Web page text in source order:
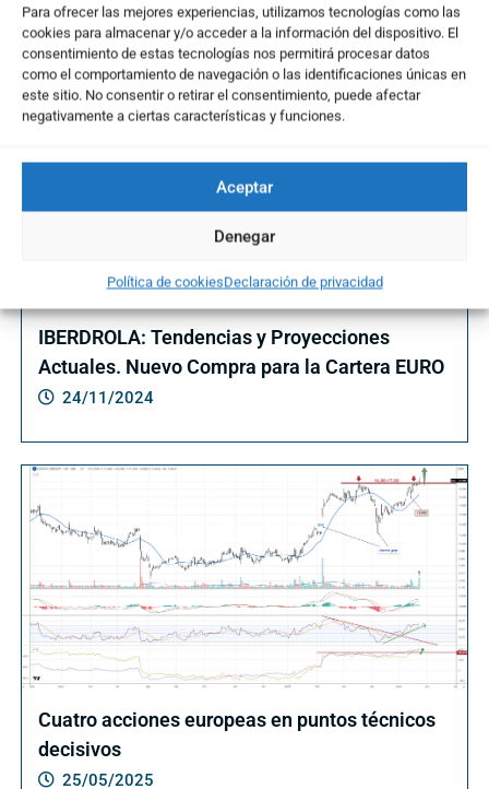
Para ofrecer las mejores experiencias, utilizamos tecnologías como las
cookies para almacenar y/o acceder a la información del dispositivo. El
consentimiento de estas tecnologías nos permitirá procesar datos
como el comportamiento de navegación o las identificaciones únicas en
este sitio. No consentir o retirar el consentimiento, puede afectar
negativamente a ciertas características y funciones.
Aceptar
Denegar
Política de cookiesDeclaración de privacidad
Te puede interesar ...
IBERDROLA: Tendencias y Proyecciones
Actuales. Nuevo Compra para la Cartera EURO
24/11/2024
Cuatro acciones europeas en puntos técnicos
decisivos
25/05/2025